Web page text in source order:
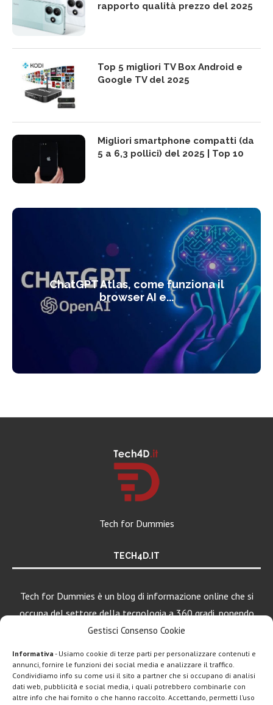
Gestisci Consenso Cookie
Informativa - Usiamo cookie di terze parti per personalizzare contenuti e
annunci, fornire le funzioni dei social media e analizzare il traffico.
Condividiamo info su come usi il sito a partner che si occupano di analisi
dati web, pubblicità e social media, i quali potrebbero combinarle con
altre info che hai fornito o che hanno raccolto. Accettando, permetti l’uso
rapporto qualità prezzo del 2025
Top 5 migliori TV Box Android e
Google TV del 2025
Migliori smartphone compatti (da
5 a 6,3 pollici) del 2025 | Top 10
ChatGPT Atlas, come funziona il
browser AI e...
Tech for Dummies
TECH4D.IT
Tech for Dummies è un blog di informazione online che si
occupa del settore della tecnologia a 360 gradi, ponendo
una particolare attenzione al mondo Android, Apple e
LEGGI ANCHE
Google lancia